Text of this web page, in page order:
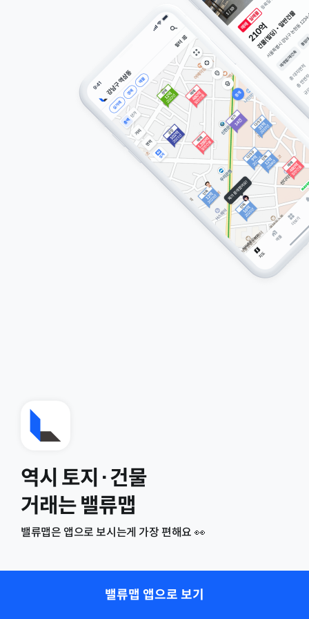
역시 토지·건물
거래는 밸류맵
밸류맵은 앱으로 보시는게 가장 편해요 👀
밸류맵 앱으로 보기